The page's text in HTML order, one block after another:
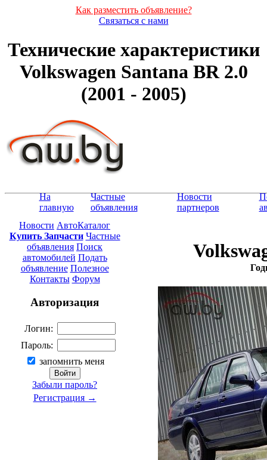
Как разместить объявление?
Связаться с нами
Технические характеристики
Volkswagen Santana BR 2.0
(2001 - 2005)
На
главную
Частные
объявления
Новости
партнеров
Новости АвтоКаталог
Купить Запчасти Частные
объявления Поиск
автомобилей Подать
объявление Полезное
Контакты Форум
Авторизация
Логин:
Пароль:
запомнить меня
Забыли пароль?
Регистрация →